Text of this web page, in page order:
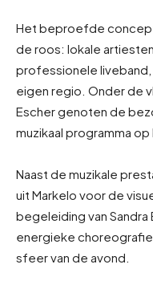
Het beproefde
de roos: lokale
professionele liveband,
eigen regio. Onder de
Escher genoten de
muzikaal programma op
Naast de muzikale
uit Markelo voor de
begeleiding van Sandra
energieke
sfeer van de avond.